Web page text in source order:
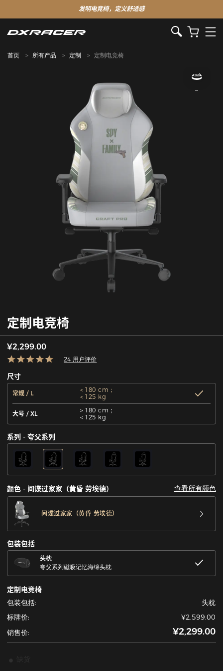
发明电竞椅，定义舒适感
首页 所有产品 定制 定制电竞椅
定制电竞椅
¥2,299.00
24 用户评价
尺寸
常规 / L
＜180 cm；
＜125 kg
大号 / XL
＞180 cm；
＜125 kg
系列 - 夸父系列
颜色 - 间谍过家家（黄昏 劳埃德） 查看所有颜色
间谍过家家（黄昏 劳埃德）
包装包括
头枕
夸父系列磁吸记忆海绵头枕
定制电竞椅
包装包括:
头枕
标牌价:
¥2,599.00
销售价:
¥2,299.00